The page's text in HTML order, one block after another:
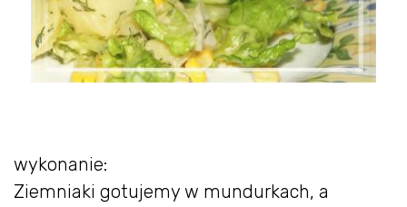
wykonanie:
Ziemniaki gotujemy w mundurkach, a